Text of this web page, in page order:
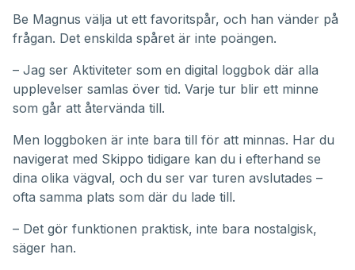
Be Magnus välja ut ett favoritspår, och han vänder på
frågan. Det enskilda spåret är inte poängen.
– Jag ser Aktiviteter som en digital loggbok där alla
upplevelser samlas över tid. Varje tur blir ett minne
som går att återvända till.
Men loggboken är inte bara till för att minnas. Har du
navigerat med Skippo tidigare kan du i efterhand se
dina olika vägval, och du ser var turen avslutades –
ofta samma plats som där du lade till.
– Det gör funktionen praktisk, inte bara nostalgisk,
säger han.